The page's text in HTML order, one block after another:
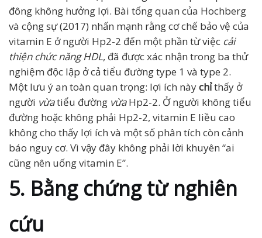
đông không hưởng lợi. Bài tổng quan của Hochberg
và cộng sự (2017) nhấn mạnh rằng cơ chế bảo vệ của
vitamin E ở người Hp2-2 đến một phần từ việc cải
thiện chức năng HDL, đã được xác nhận trong ba thử
nghiệm độc lập ở cả tiểu đường type 1 và type 2.
Một lưu ý an toàn quan trọng: lợi ích nàychỉthấy ở
người vừatiểu đường vừaHp2-2. Ở người không tiểu
đường hoặc không phải Hp2-2, vitamin E liều cao
không cho thấy lợi ích và một số phân tích còn cảnh
báo nguy cơ. Vì vậy đây không phải lời khuyên “ai
cũng nên uống vitamin E”.
5. Bằng chứng từ nghiên
cứu